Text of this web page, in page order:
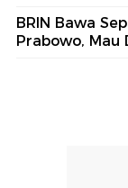
BRIN Bawa
Prabowo, Mau